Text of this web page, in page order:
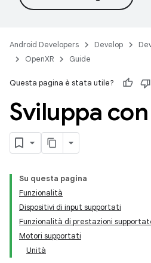
Android Developers Develop
OpenXR
Guide
Questa pagina è stata utile?
Sviluppa
Su questa pagina
Funzionalità
Dispositivi di input supportati
Funzionalità di prestazioni
Motori supportati
Unità